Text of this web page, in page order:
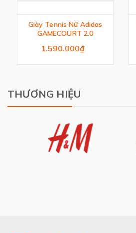
Giày Tennis Nữ Adidas
GAMECOURT 2.0
1.590.000₫
THƯƠNG HIỆU